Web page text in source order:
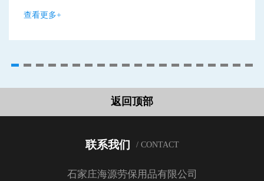
查看更多+
返回顶部
联系我们 / CONTACT
石家庄海源劳保用品有限公司